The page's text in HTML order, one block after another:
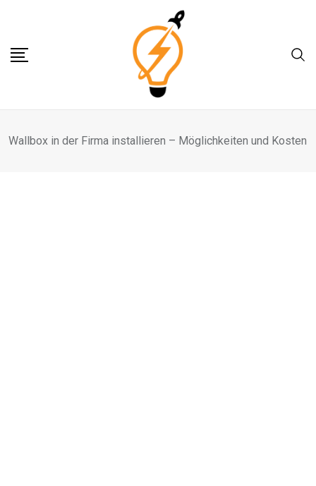
content
Wallbox in der Firma installieren – Möglichkeiten und Kosten